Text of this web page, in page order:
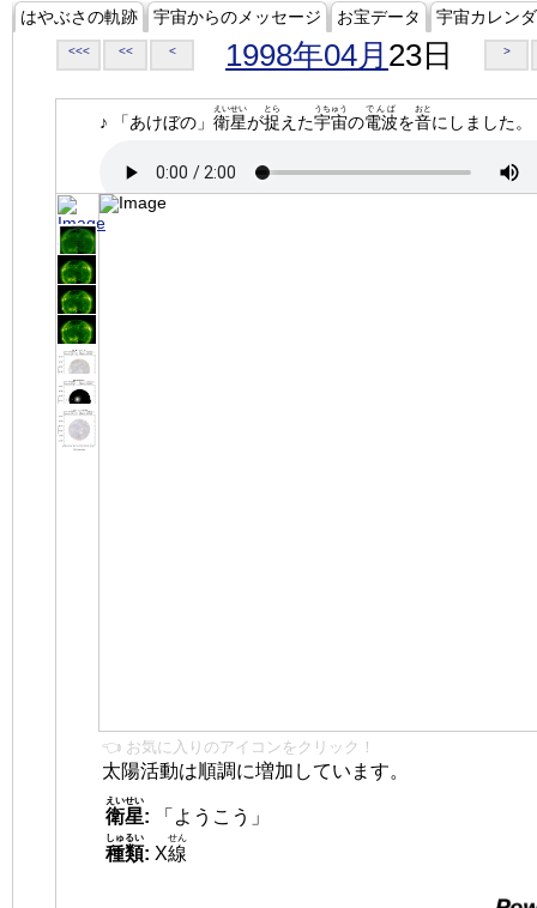
はやぶさの軌跡 宇宙からのメッセージ お宝データ 宇宙カレン
<<< << < 1998年04月 23日 >
♪ 「あけぼの」 衛星
えいせい
が捉
とら
えた宇宙
うちゅう
の電波
でんぱ
を音
おと
にしました。
👈 お気に入りのアイコンをクリック！
太陽活動は順調に増加しています。
衛星
えいせい
:
「ようこう」
種類
しゅるい
: X線
せん